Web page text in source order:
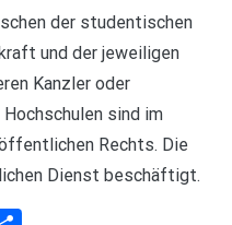
der studentischen
und der jeweiligen
Kanzler oder
sind im
Rechts. Die
Dienst beschäftigt.